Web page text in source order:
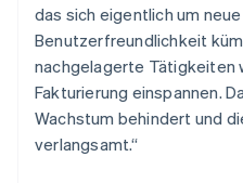
das sich eigentlich um
Benutzerfreundlichkeit
nachgelagerte Tätigkeiten
Fakturierung einspannen.
Wachstum behindert und
verlangsamt.“